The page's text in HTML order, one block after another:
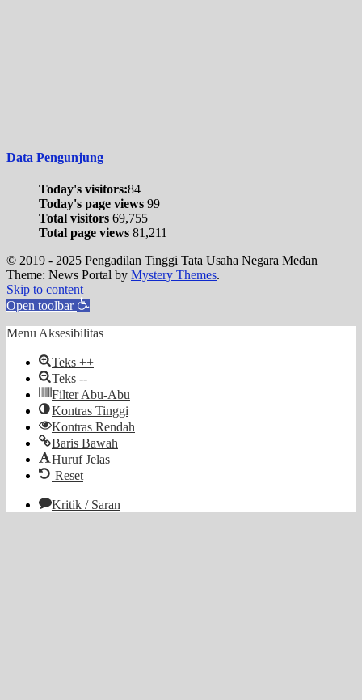
Data Pengunjung
Today's visitors:84
Today's page views 99
Total visitors 69,755
Total page views 81,211
© 2019 - 2025 Pengadilan Tinggi Tata Usaha Negara Medan |
Theme: News Portal by Mystery Themes.
Skip to content
Open toolbar
Menu Aksesibilitas
Teks ++
Teks --
Filter Abu-Abu
Kontras Tinggi
Kontras Rendah
Baris Bawah
Huruf Jelas
Reset
Kritik / Saran